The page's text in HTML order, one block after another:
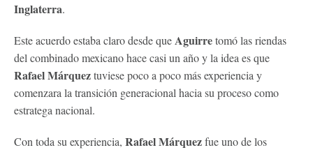
Inglaterra.
Este acuerdo estaba claro desde queAguirretomó las riendas
del combinado mexicano hace casi un año y la idea es que
Rafael Márqueztuviese poco a poco más experiencia y
comenzara la transición generacional hacia su proceso como
estratega nacional.
Con toda su experiencia, Rafael Márquezfue uno de los